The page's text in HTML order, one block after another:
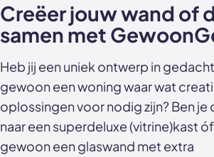
Creëer jouw wand of
samen met
Heb jij een uniek ontwerp in
gewoon een woning waar wat
oplossingen voor nodig zijn? Ben je
naar een superdeluxe (vitrine)kast
gewoon een glaswand met extra